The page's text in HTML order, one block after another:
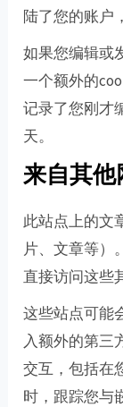
陆了您的账户
如果您编辑或
一个额外的
记录了您刚才
天。
来自其
此站点上的文
片、文章等）
直接访问这些
这些站点可能
入额外的第三
交互，包括在
时，跟踪您与